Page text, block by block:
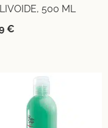
500 ML
€